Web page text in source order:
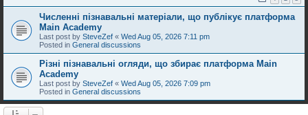
Численні пізнавальні матеріали, що публікує платформа
Main Academy
Last post by SteveZef « Wed Aug 05, 2026 7:11 pm
Posted in General discussions
Різні пізнавальні огляди, що збирає платформа Main
Academy
Last post by SteveZef « Wed Aug 05, 2026 7:09 pm
Posted in General discussions